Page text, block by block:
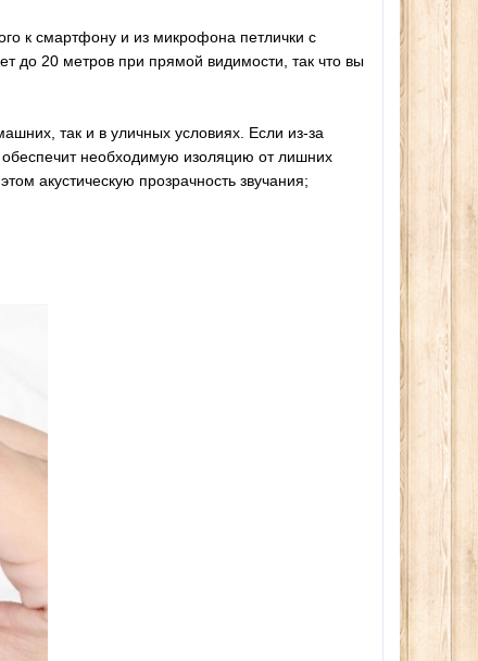
к смартфону и из микрофона петлички с
до 20 метров при прямой видимости, так что вы
так и в уличных условиях. Если из-за
необходимую изоляцию от лишних
акустическую прозрачность звучания;